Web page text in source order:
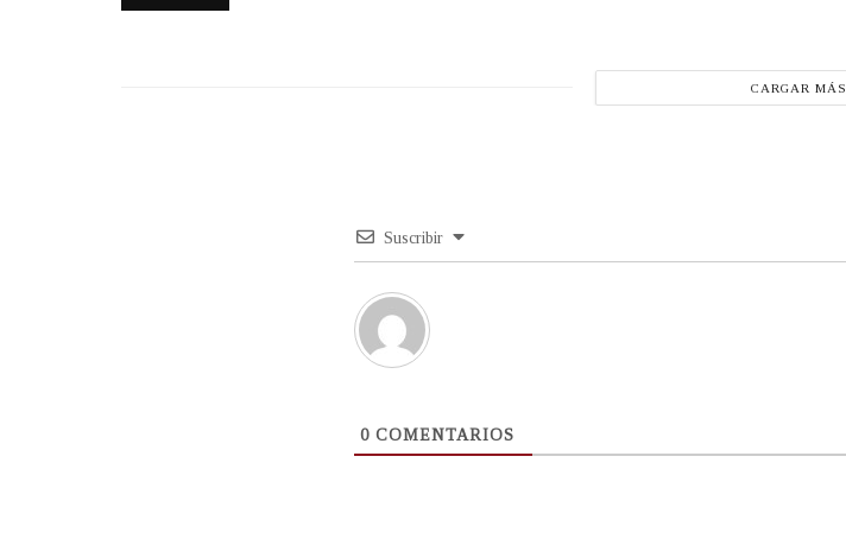
CARGAR MÁS
Suscribir
0 COMENTARIOS